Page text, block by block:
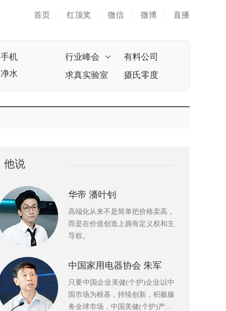
首页 红顶奖 微信 微博 直播
手机
净水
行业峰会
有料公司
求真实验室
摄氏零度
他说
华帝 潘叶钊
高端化从来不是简单把价格卖高，
而是在价值创造上拥有定义权和主
导权。
中国家用电器协会 朱军
只要中国企业美健(个护)企业以中
国市场为根基，持续创新，积极服
务全球市场，中国美健(个护)产...